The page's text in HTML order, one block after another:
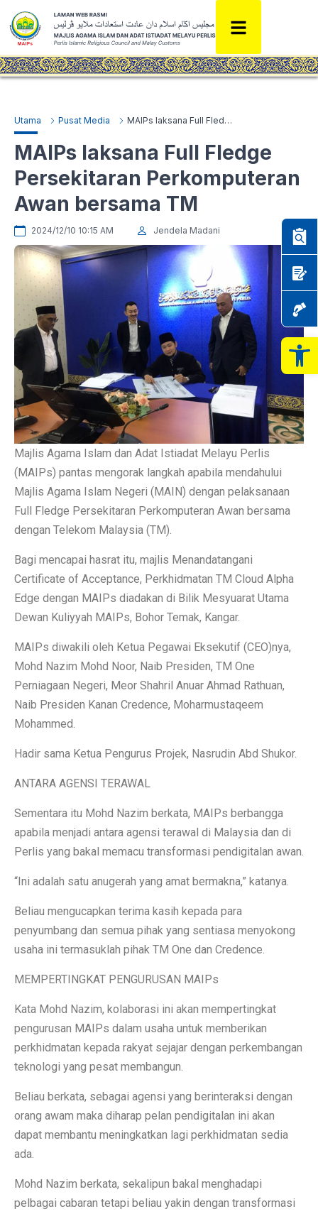
Utama Pusat Media MAIPs laksana Full Fledge Persekitaran Perkomputeran Awan bersama TM
MAIPs laksana Full Fledge
Persekitaran Perkomputeran
Awan bersama TM
2024/12/10 10:15 AM Jendela Madani
Majlis Agama Islam dan Adat Istiadat Melayu Perlis
(MAIPs) pantas mengorak langkah apabila mendahului
Majlis Agama Islam Negeri (MAIN) dengan pelaksanaan
Full Fledge Persekitaran Perkomputeran Awan bersama
dengan Telekom Malaysia (TM).
Bagi mencapai hasrat itu, majlis Menandatangani
Certificate of Acceptance, Perkhidmatan TM Cloud Alpha
Edge dengan MAIPs diadakan di Bilik Mesyuarat Utama
Dewan Kuliyyah MAIPs, Bohor Temak, Kangar.
MAIPs diwakili oleh Ketua Pegawai Eksekutif (CEO)nya,
Mohd Nazim Mohd Noor, Naib Presiden, TM One
Perniagaan Negeri, Meor Shahril Anuar Ahmad Rathuan,
Naib Presiden Kanan Credence, Moharmustaqeem
Mohammed.
Hadir sama Ketua Pengurus Projek, Nasrudin Abd Shukor.
ANTARA AGENSI TERAWAL
Sementara itu Mohd Nazim berkata, MAIPs berbangga
apabila menjadi antara agensi terawal di Malaysia dan di
Perlis yang bakal memacu transformasi pendigitalan awan.
“Ini adalah satu anugerah yang amat bermakna,” katanya.
Beliau mengucapkan terima kasih kepada para
penyumbang dan semua pihak yang sentiasa menyokong
usaha ini termasuklah pihak TM One dan Credence.
MEMPERTINGKAT PENGURUSAN MAIPs
Kata Mohd Nazim, kolaborasi ini akan mempertingkat
pengurusan MAIPs dalam usaha untuk memberikan
perkhidmatan kepada rakyat sejajar dengan perkembangan
teknologi yang pesat membangun.
Beliau berkata, sebagai agensi yang berinteraksi dengan
orang awam maka diharap pelan pendigitalan ini akan
dapat membantu meningkatkan lagi perkhidmatan sedia
ada.
Mohd Nazim berkata, sekalipun bakal menghadapi
pelbagai cabaran tetapi beliau yakin dengan transformasi